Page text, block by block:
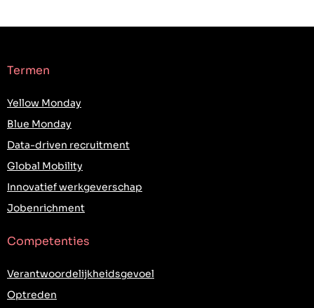
Termen
Yellow Monday
Blue Monday
Data-driven recruitment
Global Mobility
Innovatief werkgeverschap
Jobenrichment
Competenties
Verantwoordelijkheidsgevoel
Optreden